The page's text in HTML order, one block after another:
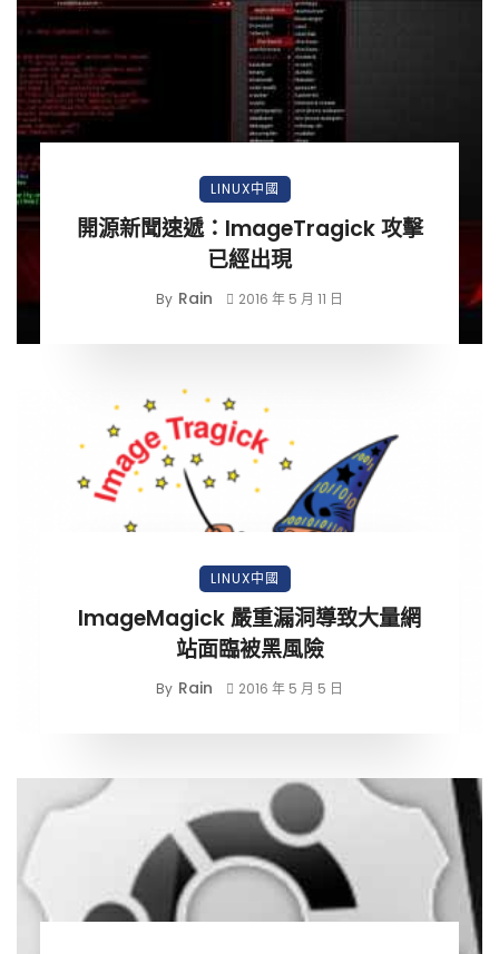
LINUX中國
開源新聞速遞：ImageTragick 攻擊
已經出現
By Rain 2016 年 5 月 11 日
LINUX中國
ImageMagick 嚴重漏洞導致大量網
站面臨被黑風險
By Rain 2016 年 5 月 5 日